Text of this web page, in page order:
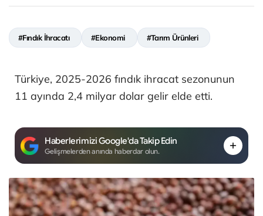
#Fındık İhracatı #Ekonomi #Tarım Ürünleri
Türkiye, 2025-2026 fındık ihracat sezonunun
11 ayında 2,4 milyar dolar gelir elde etti.
Haberlerimizi Google'da Takip Edin
Gelişmelerden anında haberdar olun.